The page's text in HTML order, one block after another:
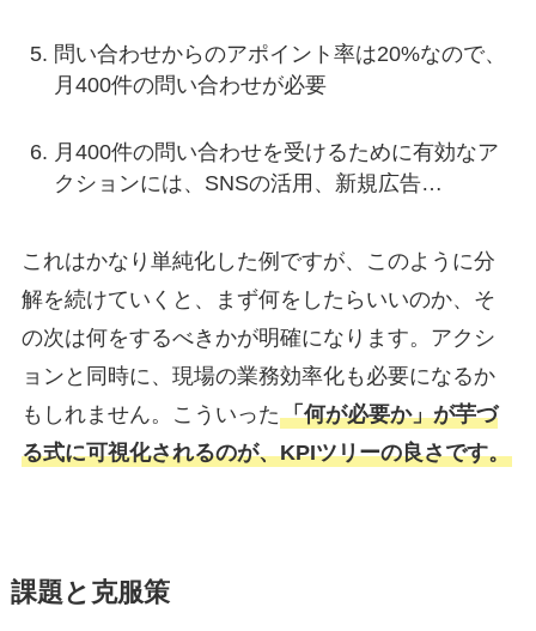
問い合わせからのアポイント率は20%なので、
月400件の問い合わせが必要
月400件の問い合わせを受けるために有効なア
クションには、SNSの活用、新規広告…
これはかなり単純化した例ですが、このように分
解を続けていくと、まず何をしたらいいのか、そ
の次は何をするべきかが明確になります。アクシ
ョンと同時に、現場の業務効率化も必要になるか
もしれません。こういった「何が必要か」が芋づ
る式に可視化されるのが、KPIツリーの良さです。
課題と克服策